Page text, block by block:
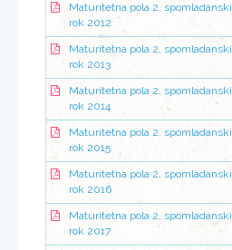
Maturitetna pola 2, spomladanski
rok 2012
Maturitetna pola 2, spomladanski
rok 2013
Maturitetna pola 2, spomladanski
rok 2014
Maturitetna pola 2, spomladanski
rok 2015
Maturitetna pola 2, spomladanski
rok 2016
Maturitetna pola 2, spomladanski
rok 2017